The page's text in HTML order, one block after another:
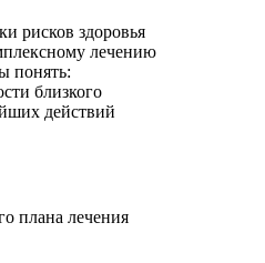
рисков здоровья
лечению
понять:
близкого
действий
плана лечения